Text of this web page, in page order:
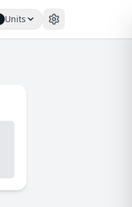
Units